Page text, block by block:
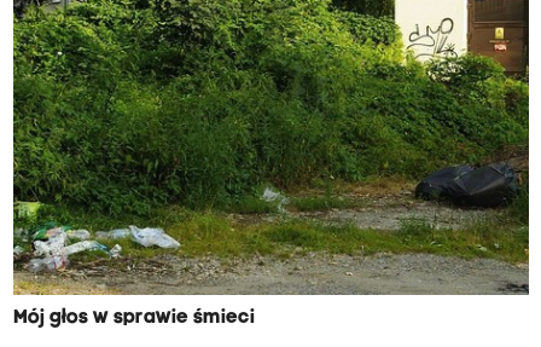
Mój głos w sprawie śmieci